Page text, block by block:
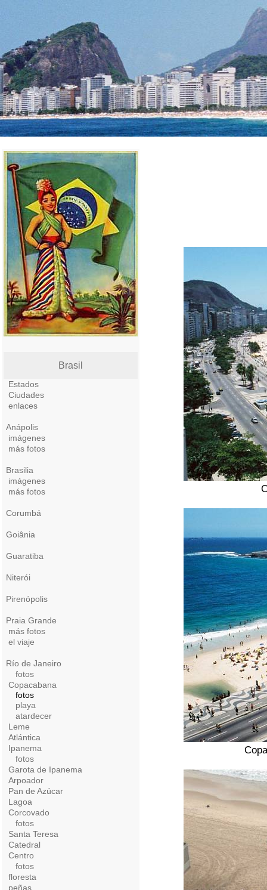
Brasil
Estados
Ciudades
enlaces
Anápolis
imágenes
más fotos
Brasilia
imágenes
más fotos
Corumbá
Goiânia
Guaratiba
Niterói
Pirenópolis
Praia Grande
más fotos
el viaje
Río de Janeiro
fotos
Copacabana
fotos
playa
atardecer
Leme
Atlántica
Ipanema
fotos
Garota de Ipanema
Arpoador
Pan de Azúcar
Lagoa
Corcovado
fotos
Santa Teresa
Catedral
Centro
fotos
floresta
peñas